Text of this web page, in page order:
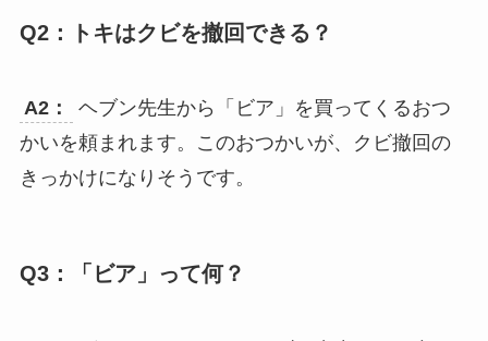
Q2：トキはクビを撤回できる？
A2：
ヘブン先生から「ビア」を買ってくるおつ
かいを頼まれます。このおつかいが、クビ撤回の
きっかけになりそうです。
Q3：「ビア」って何？